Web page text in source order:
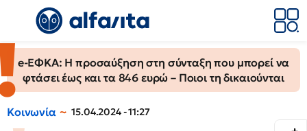
e-ΕΦΚΑ: Η προσαύξηση στη σύνταξη που μπορεί να
φτάσει έως και τα 846 ευρώ – Ποιοι τη δικαιούνται
Κοινωνία 15.04.2024 - 11:27